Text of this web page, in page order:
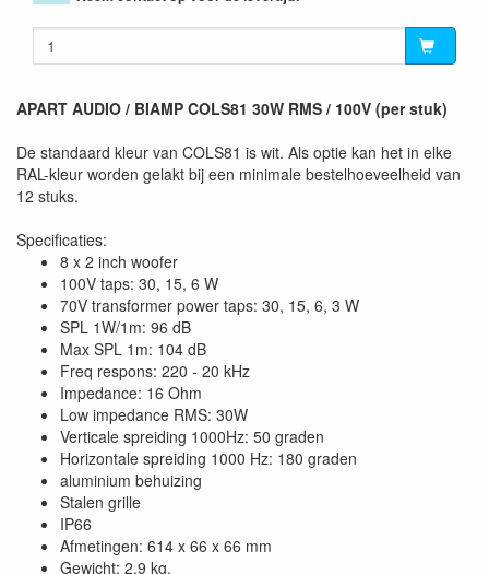
APART AUDIO / BIAMP COLS81 30W RMS / 100V (per stuk)
De standaard kleur van COLS81 is wit. Als optie kan het in elke
RAL-kleur worden gelakt bij een minimale bestelhoeveelheid van
12 stuks.
Specificaties:
8 x 2 inch woofer
100V taps: 30, 15, 6 W
70V transformer power taps: 30, 15, 6, 3 W
SPL 1W/1m: 96 dB
Max SPL 1m: 104 dB
Freq respons: 220 - 20 kHz
Impedance: 16 Ohm
Low impedance RMS: 30W
Verticale spreiding 1000Hz: 50 graden
Horizontale spreiding 1000 Hz: 180 graden
aluminium behuizing
Stalen grille
IP66
Afmetingen: 614 x 66 x 66 mm
Gewicht: 2.9 kg.